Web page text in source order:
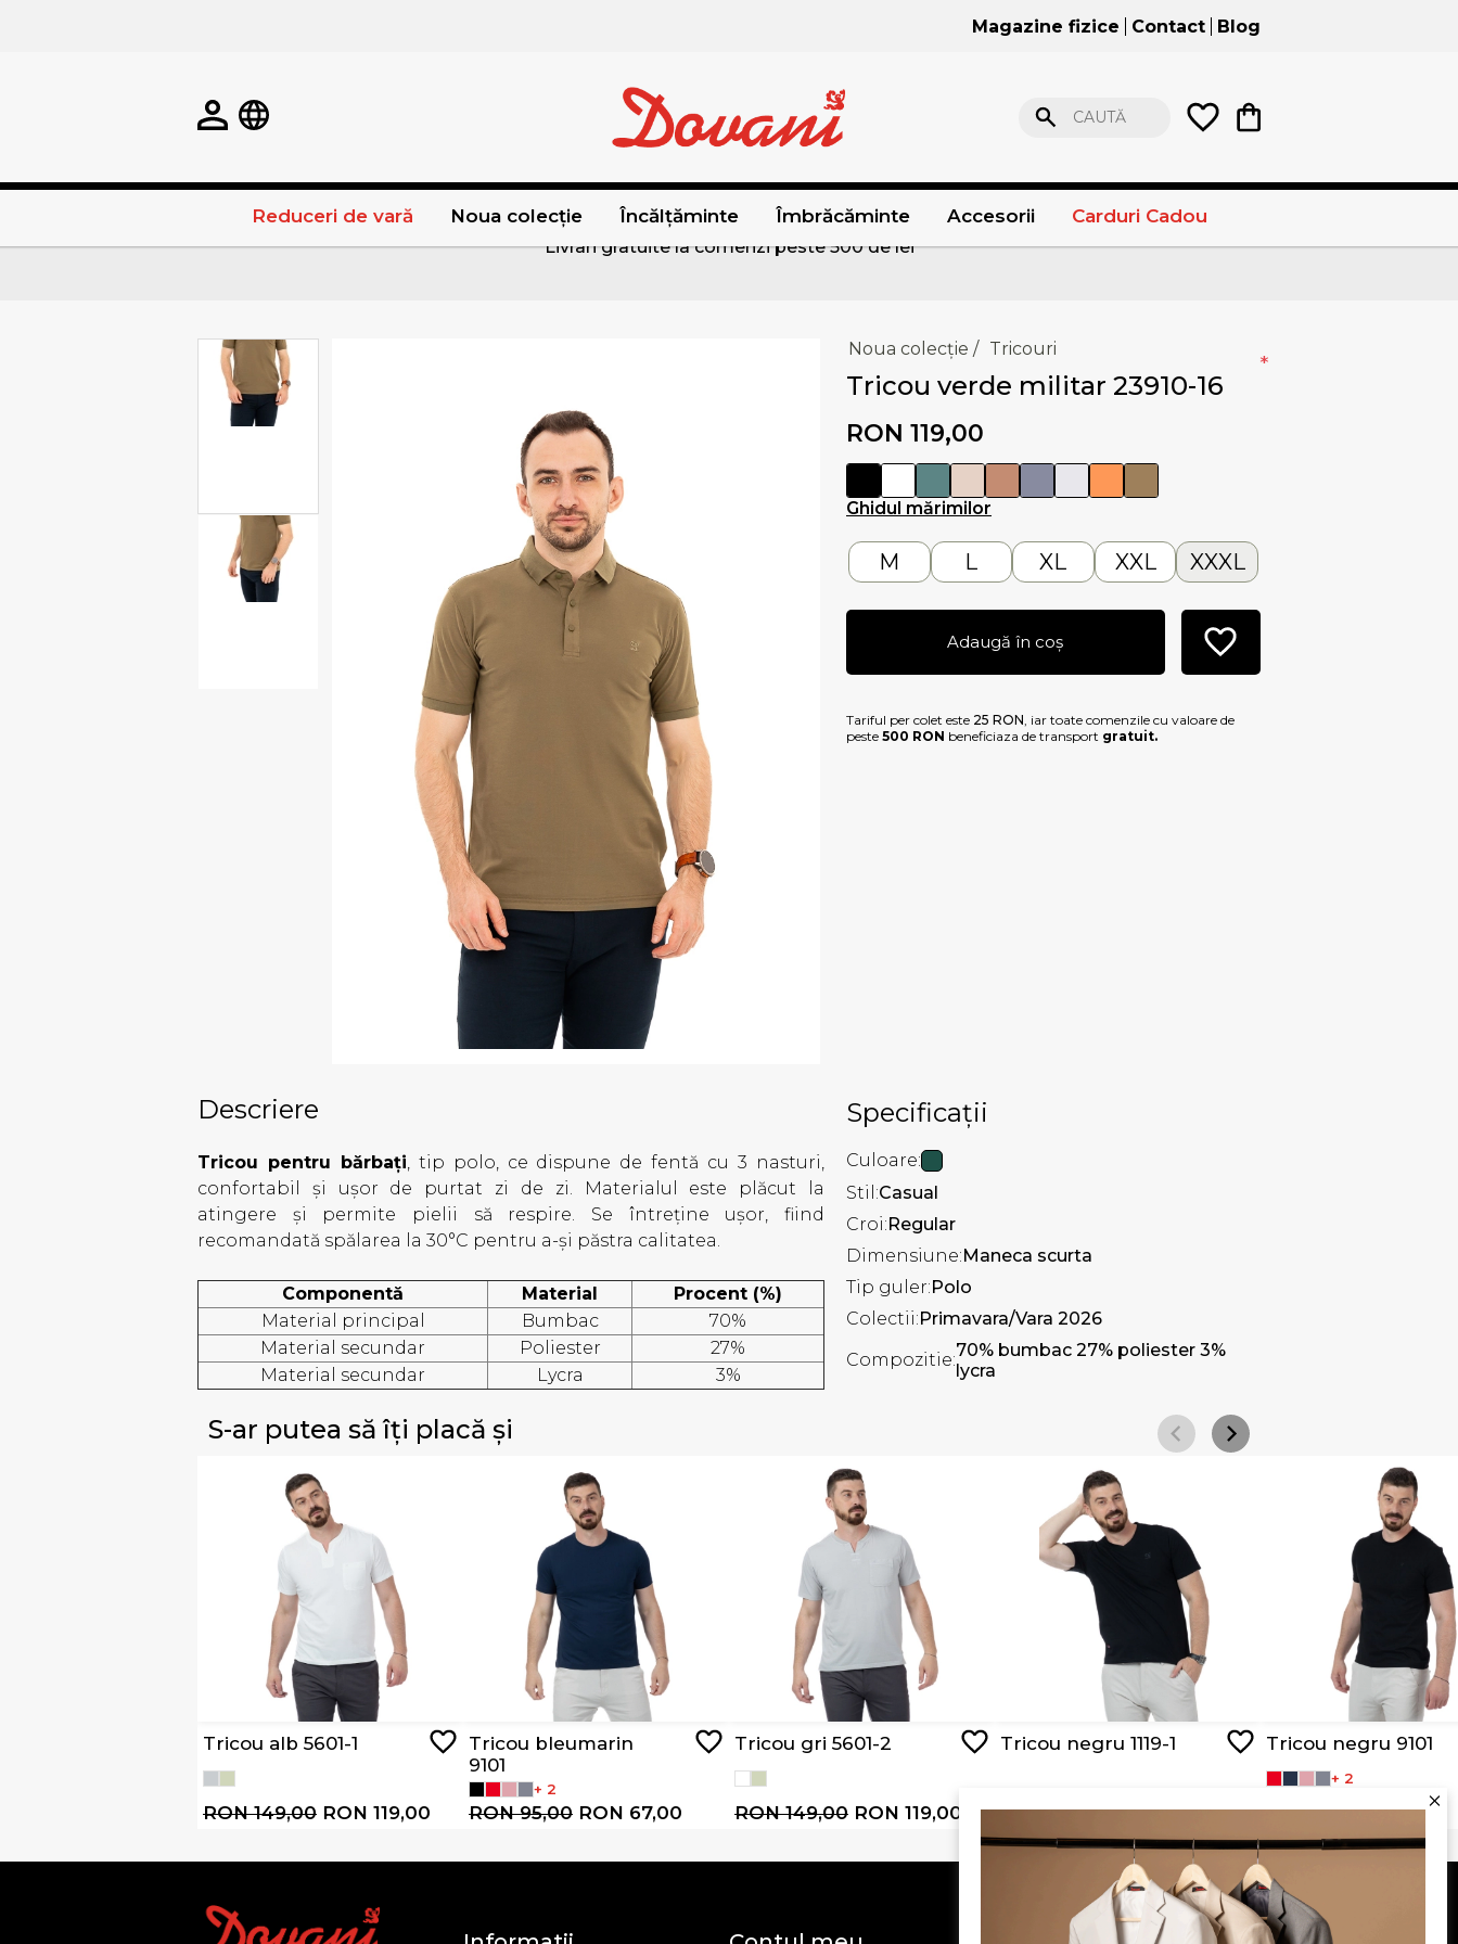
Magazine fizice Contact Blog
CAUTĂ
Reduceri de vară Noua colecție Încălțăminte Îmbrăcăminte Accesorii Carduri Cadou
Livrari gratuite la comenzi peste 500 de lei
Noua colecție / Tricouri
Tricou verde militar 23910-16
RON 119,00
Ghidul mărimilor
*
M L XL XXL XXXL
Adaugă în coș
Tariful per colet este 25 RON , iar toate comenzile cu valoare de
peste 500 RON beneficiaza de transport gratuit.
Descriere
Tricou pentru bărbați, tip polo, ce dispune de fentă cu 3 nasturi,
confortabil și ușor de purtat zi de zi. Materialul este plăcut la
atingere și permite pielii să respire. Se întreține ușor, fiind
recomandată spălarea la 30°C pentru a-și păstra calitatea.
Componentă Material
Procent (%)
Material principal
Bumbac
70%
Material secundar
Poliester
27%
Material secundar
Lycra 3%
Specificații
Culoare:
Stil:Casual
Croi:Regular
Dimensiune:Maneca scurta
Tip guler:Polo
Colectii:Primavara/Vara 2026
Compozitie:70% bumbac 27% poliester 3%
lycra
S-ar putea să îți placă și
Tricou alb 5601-1
RON 149,00 RON 119,00
Tricou bleumarin
9101
+ 2
RON 95,00 RON 67,00
Tricou gri 5601-2
RON 149,00 RON 119,00
Tricou negru 1119-1
RON 89,00 RON 44,50
Tricou negru 9101
+ 2
RON 95,00